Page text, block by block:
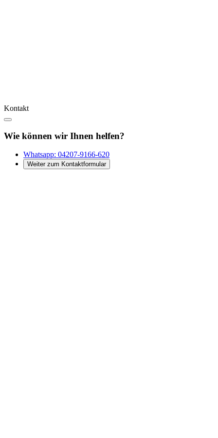
Kontakt
Wie können wir Ihnen helfen?
Whatsapp: 04207-9166-620